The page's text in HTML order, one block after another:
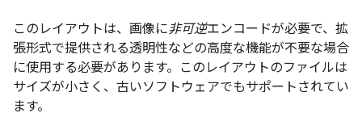
このレイアウトは、画像に非可逆エンコードが必要で、拡
張形式で提供される透明性などの高度な機能が不要な場合
に使用する必要があります。このレイアウトのファイルは
サイズが小さく、古いソフトウェアでもサポートされてい
ます。